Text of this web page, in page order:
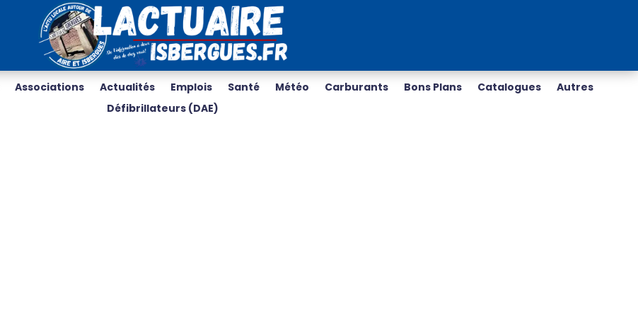
Associations Actualités Emplois Santé Météo Carburants Bons Plans Catalogues
Autres
Défibrillateurs (DAE)